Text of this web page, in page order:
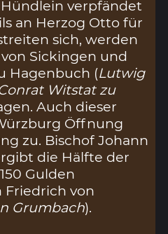
verpfändet
an Herzog Otto für
sich, werden
Sickingen und
Hagenbuch (Lutwig
Witstat zu
Auch dieser
Öffnung
zu. Bischof Johann
die Hälfte der
Gulden
Friedrich von
Grumbach).